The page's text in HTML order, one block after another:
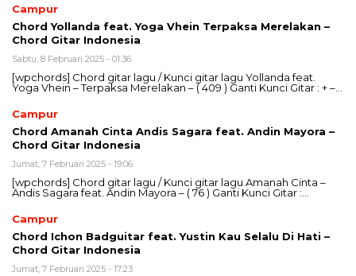
Campur
Chord Yollanda feat. Yoga Vhein Terpaksa Merelakan –
Chord Gitar Indonesia
Sabtu, 8 Februari 2025 - 01:36
[wpchords] Chord gitar lagu / Kunci gitar lagu Yollanda feat.
Yoga Vhein – Terpaksa Merelakan – ( 409 ) Ganti Kunci Gitar : + –…
Campur
Chord Amanah Cinta Andis Sagara feat. Andin Mayora –
Chord Gitar Indonesia
Jumat, 7 Februari 2025 - 19:06
[wpchords] Chord gitar lagu / Kunci gitar lagu Amanah Cinta –
Andis Sagara feat. Andin Mayora – ( 76 ) Ganti Kunci Gitar :…
Campur
Chord Ichon Badguitar feat. Yustin Kau Selalu Di Hati –
Chord Gitar Indonesia
Jumat, 7 Februari 2025 - 17:23